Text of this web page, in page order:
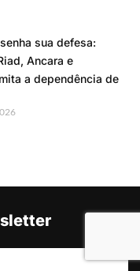
sua defesa:
Ancara e
a dependência de